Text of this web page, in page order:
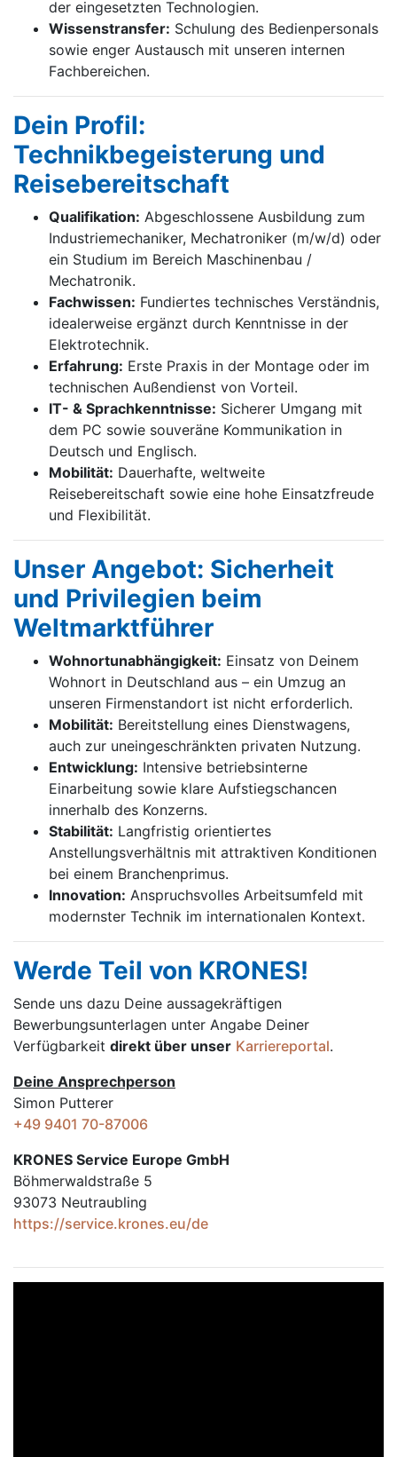
der eingesetzten Technologien.
Wissenstransfer: Schulung des Bedienpersonals
sowie enger Austausch mit unseren internen
Fachbereichen.
Dein Profil:
Technikbegeisterung und
Reisebereitschaft
Qualifikation: Abgeschlossene Ausbildung zum
Industriemechaniker, Mechatroniker (m/w/d) oder
ein Studium im Bereich Maschinenbau /
Mechatronik.
Fachwissen: Fundiertes technisches Verständnis,
idealerweise ergänzt durch Kenntnisse in der
Elektrotechnik.
Erfahrung: Erste Praxis in der Montage oder im
technischen Außendienst von Vorteil.
IT- & Sprachkenntnisse: Sicherer Umgang mit
dem PC sowie souveräne Kommunikation in
Deutsch und Englisch.
Mobilität: Dauerhafte, weltweite
Reisebereitschaft sowie eine hohe Einsatzfreude
und Flexibilität.
Unser Angebot: Sicherheit
und Privilegien beim
Weltmarktführer
Wohnortunabhängigkeit: Einsatz von Deinem
Wohnort in Deutschland aus – ein Umzug an
unseren Firmenstandort ist nicht erforderlich.
Mobilität: Bereitstellung eines Dienstwagens,
auch zur uneingeschränkten privaten Nutzung.
Entwicklung: Intensive betriebsinterne
Einarbeitung sowie klare Aufstiegschancen
innerhalb des Konzerns.
Stabilität: Langfristig orientiertes
Anstellungsverhältnis mit attraktiven Konditionen
bei einem Branchenprimus.
Innovation: Anspruchsvolles Arbeitsumfeld mit
modernster Technik im internationalen Kontext.
Werde Teil von KRONES!
Sende uns dazu Deine aussage­kräftigen
Bewerbungsunterlagen unter Angabe Deiner
Verfügbarkeit direkt über unser Karriereportal.
Deine Ansprechperson
Simon Putterer
+49 9401 70-87006
KRONES Service Europe GmbH
Böhmerwaldstraße 5
93073 Neutraubling
https://service.krones.eu/de